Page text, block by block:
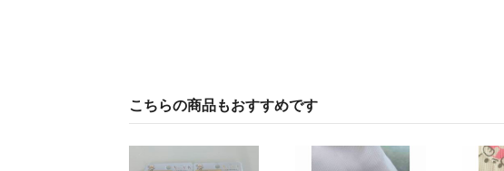
こちらの商品もおすすめです